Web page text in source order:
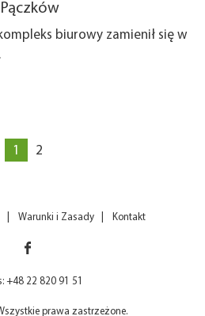
biurowy zamienił się w
1 2
prawa zastrzeżone.
Warunki i Zasady Kontakt
+48 22 820 91 51